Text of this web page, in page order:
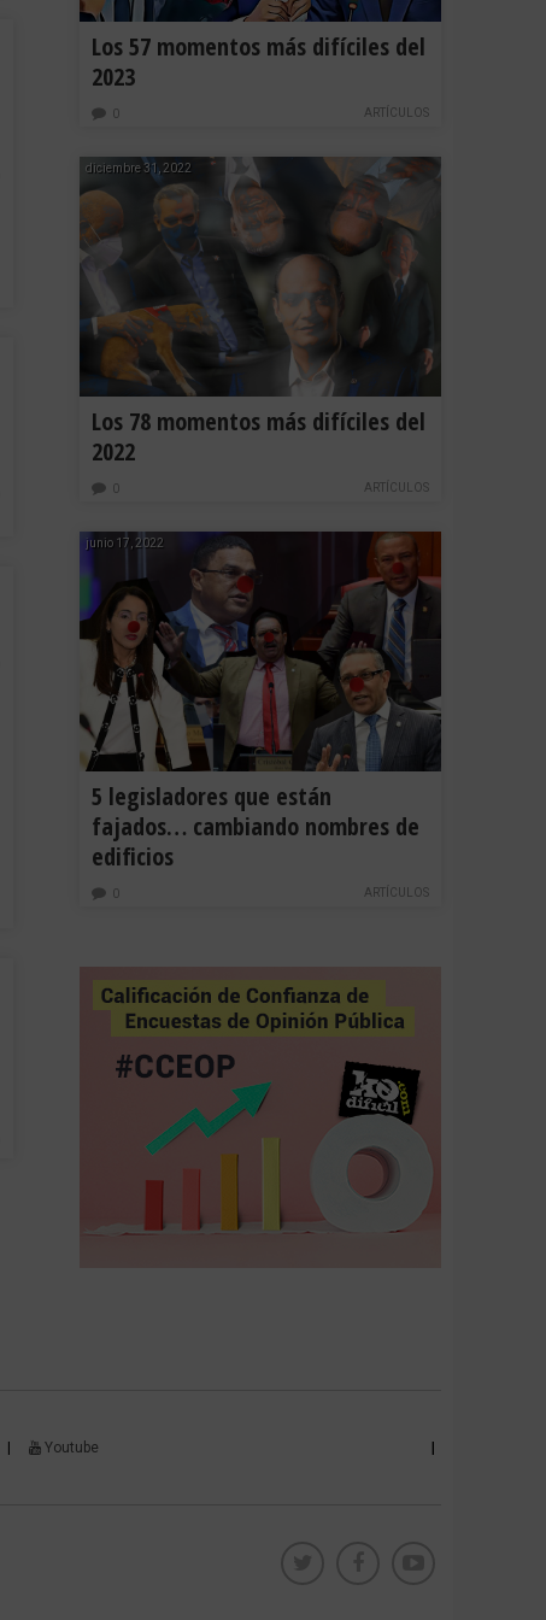
Los 57 momentos más difíciles del
2023
ARTÍCULOS
0
diciembre 31, 2022
Los 78 momentos más difíciles del
2022
ARTÍCULOS
0
junio 17, 2022
5 legisladores que están
fajados… cambiando nombres de
edificios
ARTÍCULOS
0
Youtube